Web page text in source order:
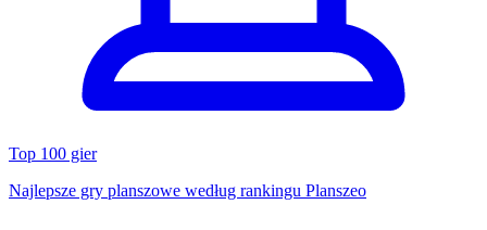
Top 100 gier
Najlepsze gry planszowe według rankingu Planszeo